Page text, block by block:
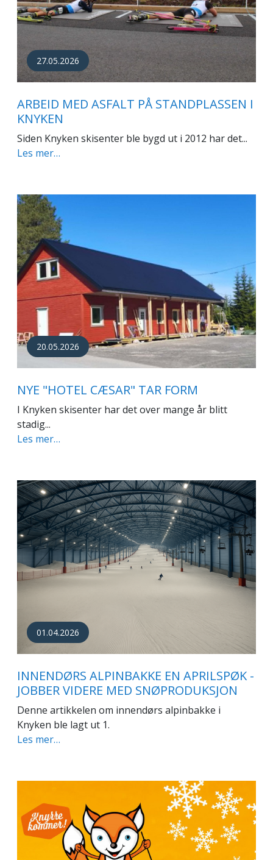
27.05.2026
ARBEID MED ASFALT PÅ STANDPLASSEN I
KNYKEN
Siden Knyken skisenter ble bygd ut i 2012 har det...
Les mer…
20.05.2026
NYE "HOTEL CÆSAR" TAR FORM
I Knyken skisenter har det over mange år blitt
stadig...
Les mer…
01.04.2026
INNENDØRS ALPINBAKKE EN APRILSPØK -
JOBBER VIDERE MED SNØPRODUKSJON
Denne artikkelen om innendørs alpinbakke i
Knyken ble lagt ut 1.
Les mer…